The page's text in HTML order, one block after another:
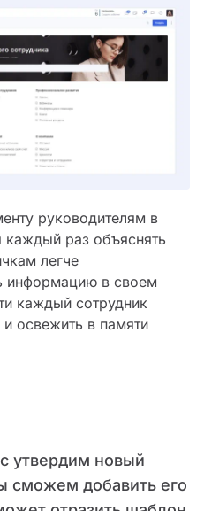
руководителям в
каждый раз объяснять
легче
информацию в своем
каждый сотрудник
освежить в памяти
утвердим новый
сможем добавить его